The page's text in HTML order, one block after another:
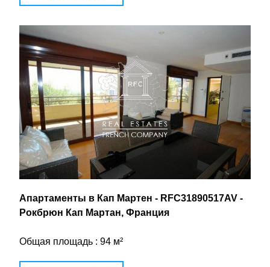
Апартаменты в Кап Мартен - RFC31890517AV -
Рокбрюн Кап Мартан, Франция
Общая площадь : 94 м²